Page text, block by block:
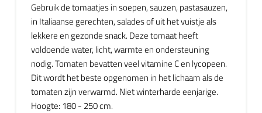
Gebruik de tomaatjes in soepen, sauzen, pastasauzen,
in Italiaanse gerechten, salades of uit het vuistje als
lekkere en gezonde snack. Deze tomaat heeft
voldoende water, licht, warmte en ondersteuning
nodig. Tomaten bevatten veel vitamine C en lycopeen.
Dit wordt het beste opgenomen in het lichaam als de
tomaten zijn verwarmd. Niet winterharde eenjarige.
Hoogte: 180 - 250 cm.